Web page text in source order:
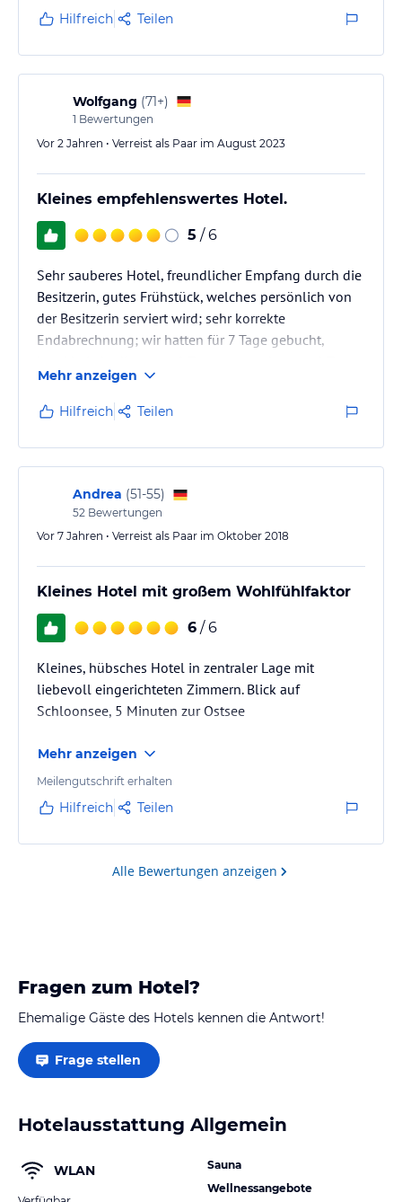
Hilfreich Teilen
Wolfgang (71+)
1 Bewertungen
Vor 2 Jahren • Verreist als Paar im August 2023
Kleines empfehlenswertes Hotel.
5 / 6
Sehr sauberes Hotel, freundlicher Empfang durch die
Besitzerin, gutes Frühstück, welches persönlich von
der Besitzerin serviert wird; sehr korrekte
Endabrechnung; wir hatten für 7 Tage gebucht,
berechnet. Das Hotel liegt sehr günstig zum langen
Sandstrand mitten im Zentrum.
Mehr anzeigen
Hilfreich Teilen
Andrea (51-55)
52 Bewertungen
Vor 7 Jahren • Verreist als Paar im Oktober 2018
Kleines Hotel mit großem Wohlfühlfaktor
6 / 6
Kleines, hübsches Hotel in zentraler Lage mit
liebevoll eingerichteten Zimmern. Blick auf
Schloonsee, 5 Minuten zur Ostsee
Mehr anzeigen
Meilengutschrift erhalten
Hilfreich Teilen
Alle Bewertungen anzeigen
Fragen zum Hotel?
Ehemalige Gäste des Hotels kennen die Antwort!
Frage stellen
Hotelausstattung Allgemein
WLAN
Sauna
Wellnessangebote